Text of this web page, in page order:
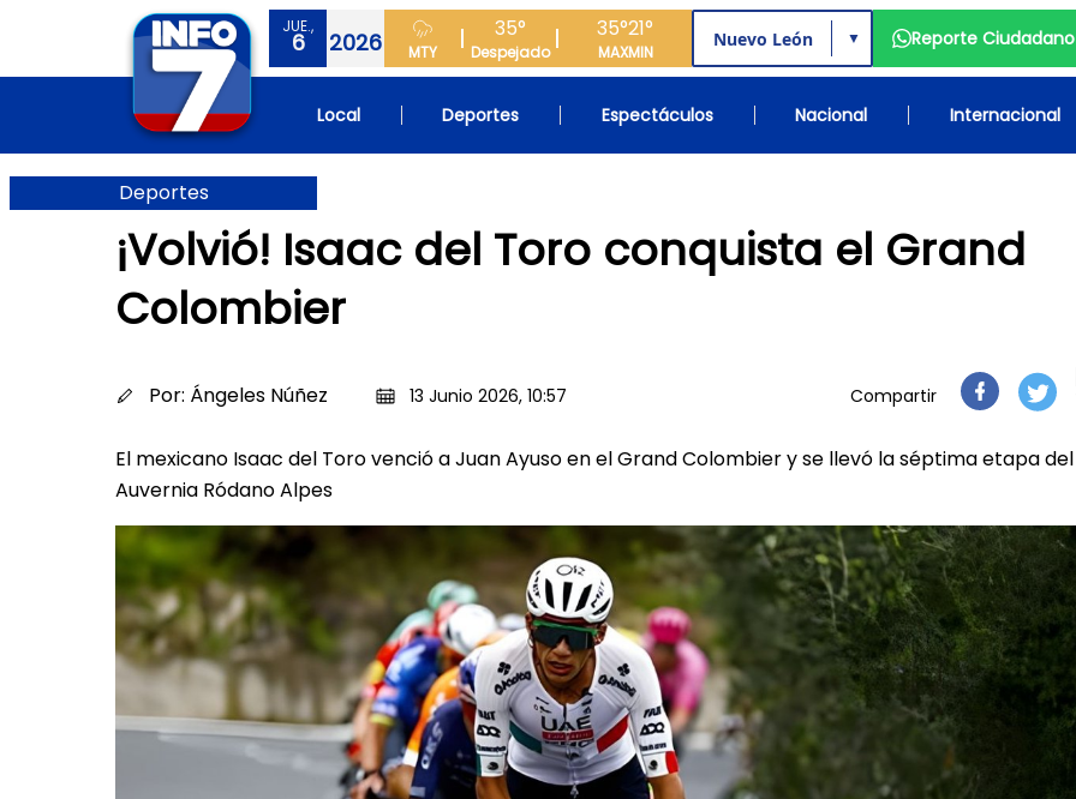
JUE.,
6 2026 MTY
35°
Despejado
35°
MAX
21°
MIN
▼ Reporte Ciudadano
Local Deportes Espectáculos Nacional Internacional
Deportes
¡Volvió! Isaac del Toro conquista el Grand
Colombier
Por: Ángeles Núñez 13 Junio 2026, 10:57 Compartir
El mexicano Isaac del Toro venció a Juan Ayuso en el Grand Colombier y se llevó la séptima etapa
Auvernia Ródano Alpes